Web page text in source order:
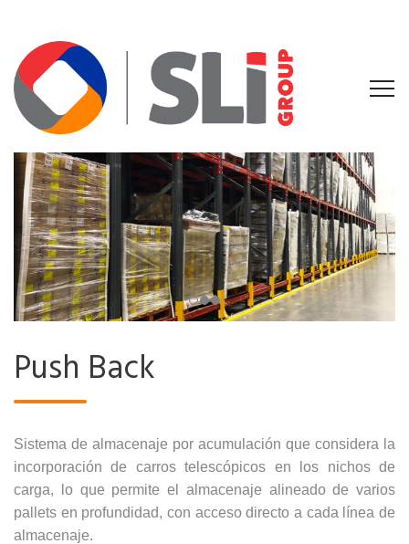
Push Back
Sistema de almacenaje por acumulación que considera la
incorporación de carros telescópicos en los nichos de
carga, lo que permite el almacenaje alineado de varios
pallets en profundidad, con acceso directo a cada línea de
almacenaje.